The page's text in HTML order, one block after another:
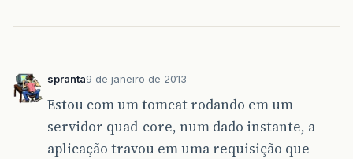
spranta9 de janeiro de 2013
Estou com um tomcat rodando em um
servidor quad-core, num dado instante, a
aplicação travou em uma requisição que